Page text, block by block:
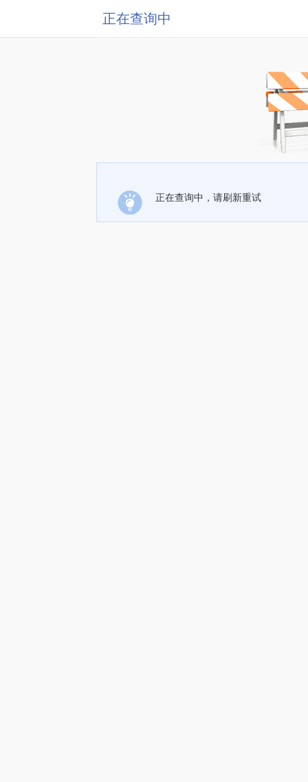
正在查询中
正在查询中，请刷新重试